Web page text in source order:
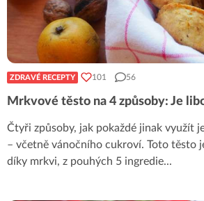
ZDRAVÉ RECEPTY 101 56
Mrkvové těsto na 4 způsoby: Je
Čtyři způsoby, jak pokaždé jinak využít
– včetně vánočního cukroví. Toto těsto
díky mrkvi, z pouhých 5 ingredie...